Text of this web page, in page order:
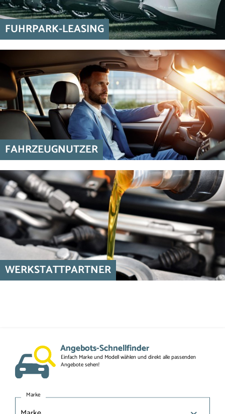
FUHRPARK-LEASING
FAHRZEUGNUTZER
WERKSTATTPARTNER
Angebots-Schnellfinder
Einfach Marke und Modell wählen und direkt alle passenden
Angebote sehen!
Marke